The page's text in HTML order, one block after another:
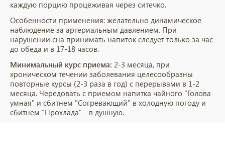
каждую порцию процеживая через ситечко.
Особенности применения: желательно динамическое
наблюдение за артериальным давлением. При
нарушении сна принимать напиток следует только за час
до обеда и в 17-18 часов.
Минимальный курс приема: 2-3 месяца, при
хроническом течении заболевания целесообразны
повторные курсы (2-3 раза в год) с перерывами в 1-2
месяца. Чередовать с приемом напитка чайного "Голова
умная" и сбитнем "Согревающий" в холодную погоду и
сбитнем "Прохлада" - в душную.